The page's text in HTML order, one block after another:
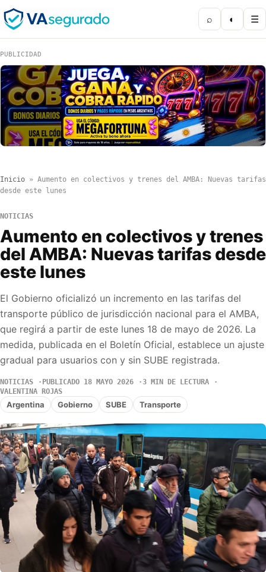
⌕ ◐ ☰
PUBLICIDAD
Inicio » Aumento en colectivos y trenes del AMBA: Nuevas tarifas
desde este lunes
NOTICIAS
Aumento en colectivos y trenes
del AMBA: Nuevas tarifas desde
este lunes
El Gobierno oficializó un incremento en las tarifas del
transporte público de jurisdicción nacional para el AMBA,
que regirá a partir de este lunes 18 de mayo de 2026. La
medida, publicada en el Boletín Oficial, establece un ajuste
gradual para usuarios con y sin SUBE registrada.
NOTICIAS PUBLICADO 18 MAYO 2026
3 MIN DE LECTURA
VALENTINA ROJAS
Argentina Gobierno SUBE Transporte